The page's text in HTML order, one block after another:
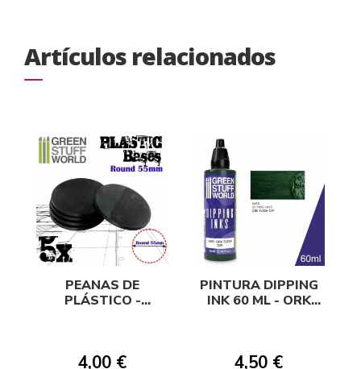
Artículos relacionados
PEANAS DE
PLÁSTICO -
4,00 €
PINTURA DIPPING
INK 60 ML - ORK
4,50 €